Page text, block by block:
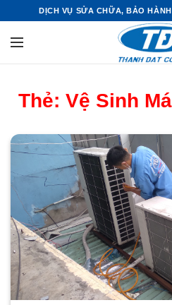
DỊCH VỤ SỬA CHỮA, BẢO
Thẻ: Vệ Sinh